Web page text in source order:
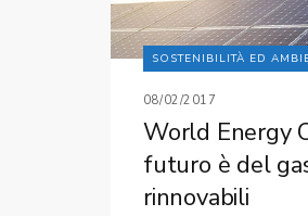
SOSTENIBILITÀ ED
08/02/2017
World Energy
futuro è del
rinnovabili